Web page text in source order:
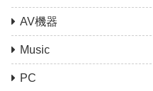
AV機器
Music
PC